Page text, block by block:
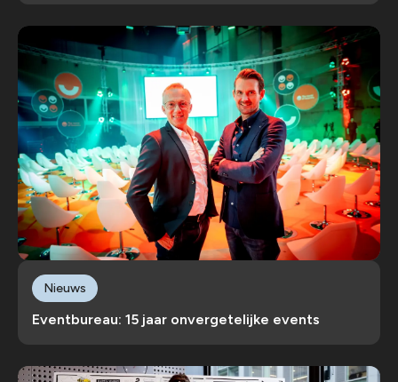
Eventbureau: 15 jaar onvergetelijke events
Nieuws